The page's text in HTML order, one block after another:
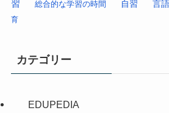
習
総合的な学習の時間 自習 言
育
カテゴリー
EDUPEDIA